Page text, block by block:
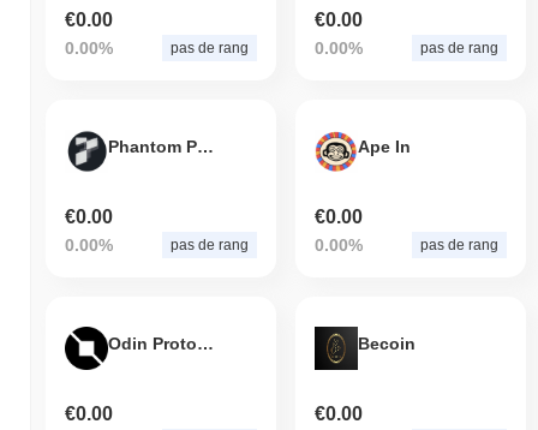
€0.00
0.00% pas de rang
€0.00
0.00% pas de rang
Phantom Protocol
€0.00
0.00% pas de rang
Ape In
€0.00
0.00% pas de rang
Odin Protocol
€0.00
Becoin
€0.00